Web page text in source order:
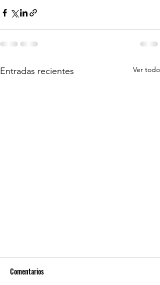
Entradas recientes Ver todo
Comentarios